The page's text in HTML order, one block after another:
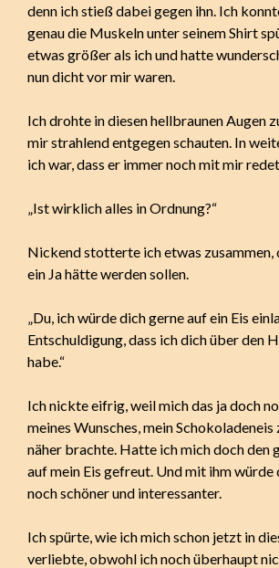
denn ich stieß dabei gegen ihn. Ich
genau die Muskeln unter seinem Shirt
etwas größer als ich und hatte
nun dicht vor mir waren.
Ich drohte in diesen hellbraunen Augen
mir strahlend entgegen schauten. In
ich war, dass er immer noch mit mir
„Ist wirklich alles in Ordnung?“
Nickend stotterte ich etwas zusammen,
ein Ja hätte werden sollen.
„Du, ich würde dich gerne auf ein Eis
Entschuldigung, dass ich dich über den
habe.“
Ich nickte eifrig, weil mich das ja doch
meines Wunsches, mein Schokoladeneis
näher brachte. Hatte ich mich doch den
auf mein Eis gefreut. Und mit ihm
noch schöner und interessanter.
Ich spürte, wie ich mich schon jetzt in
verliebte, obwohl ich noch überhaupt